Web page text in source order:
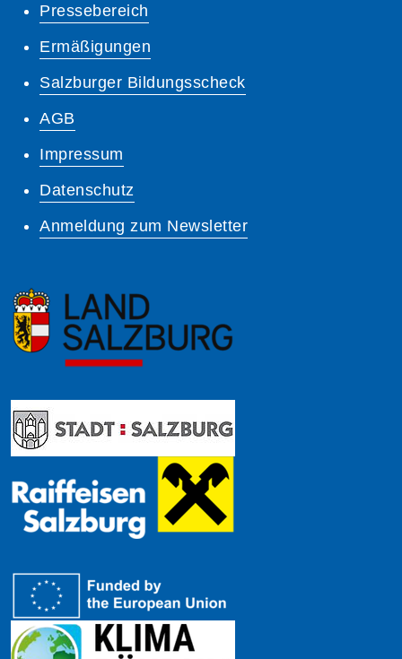
Pressebereich
Ermäßigungen
Salzburger Bildungsscheck
AGB
Impressum
Datenschutz
Anmeldung zum Newsletter